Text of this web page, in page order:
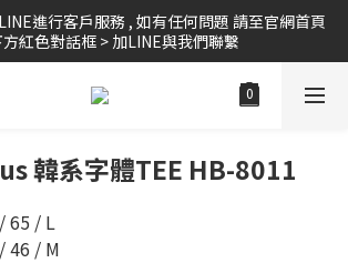
免運 // 黑貓宅配 $2388 免運 // 新會員領$10購
物金
進行客戶服務 , 如有任何問題 請至官網首頁
方紅色對話框 > 加LINE與我們聯繫
免運 // 黑貓宅配 $2388 免運 // 新會員領$10購
物金
韓系字體TEE HB-8011
65 / L
46 / M